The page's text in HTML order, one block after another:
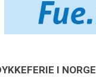
I NORGE